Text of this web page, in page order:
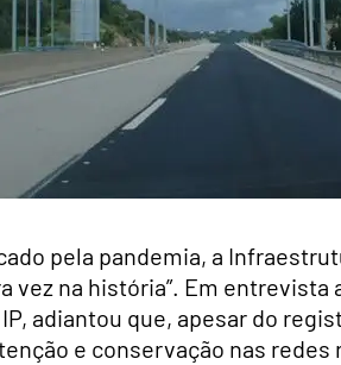
pela pandemia, a
vez na história”. Em entrevista
adiantou que, apesar do
e conservação nas redes